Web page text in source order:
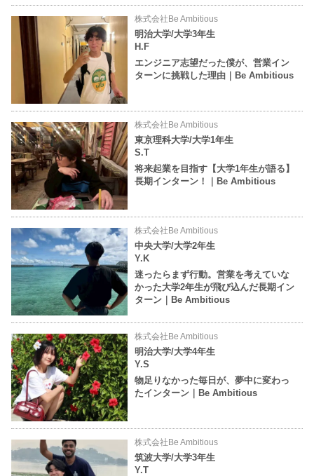
株式会社Be Ambitious
明治大学/大学3年生
H.F
エンジニア志望だった僕が、営業イン
ターンに挑戦した理由｜Be Ambitious
株式会社Be Ambitious
東京理科大学/大学1年生
S.T
将来起業を目指す【大学1年生が語る】
長期インターン！｜Be Ambitious
株式会社Be Ambitious
中央大学/大学2年生
Y.K
迷ったらまず行動。営業を考えていな
かった大学2年生が飛び込んだ長期イン
ターン｜Be Ambitious
株式会社Be Ambitious
明治大学/大学4年生
Y.S
物足りなかった毎日が、夢中に変わっ
たインターン｜Be Ambitious
株式会社Be Ambitious
筑波大学/大学3年生
Y.T